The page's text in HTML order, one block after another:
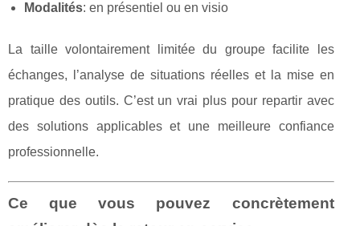
Modalités: en présentiel ou en visio
La taille volontairement limitée du groupe facilite les
échanges, l’analyse de situations réelles et la mise en
pratique des outils. C’est un vrai plus pour repartir avec
des solutions applicables et une meilleure confiance
professionnelle.
Ce que vous pouvez concrètement